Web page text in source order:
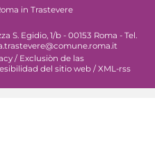
in Trastevere
S. Egidio, 1/b - 00153 Roma - Tel.
/ Exclusiòn de las
del sitio web / XML-rss